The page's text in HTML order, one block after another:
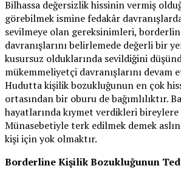
Bilhassa değersizlik hissinin vermiş
görebilmek ismine fedakâr
sevilmeye olan gereksinimleri,
davranışlarını belirlemede değerli bir
kusursuz olduklarında sevildiğini
mükemmeliyetçi davranışlarını
Hudutta kişilik bozukluğunun en çok
ortasından bir oburu de bağımlılıktır.
hayatlarında kıymet verdikleri bireylere
Münasebetiyle terk edilmek demek
kişi için yok olmaktır.
Borderline Kişilik Bozukluğunun